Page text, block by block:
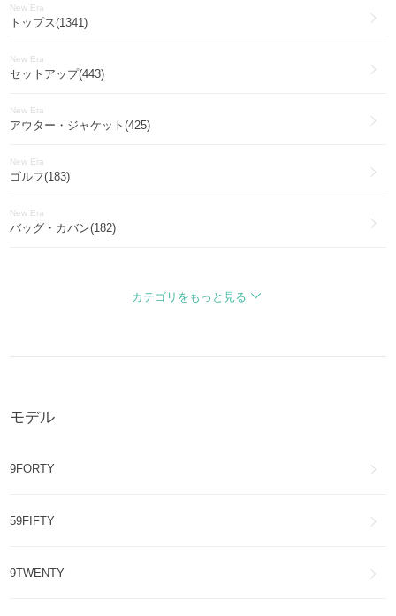
New Era
トップス(1341)
New Era
セットアップ(443)
New Era
アウター・ジャケット(425)
New Era
ゴルフ(183)
New Era
バッグ・カバン(182)
New Era
New Era
New Era
New Era
カテゴリをもっと見る
モデル
9FORTY
59FIFTY
9TWENTY